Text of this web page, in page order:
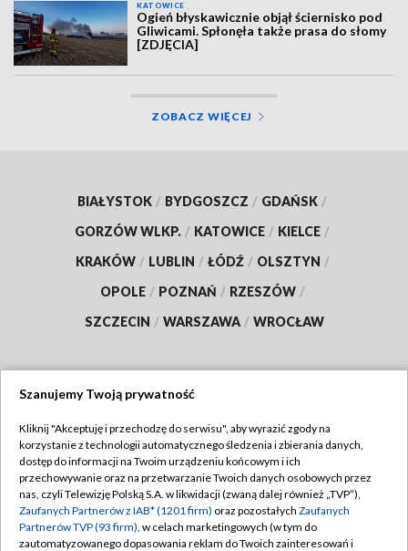
KATOWICE
Ogień błyskawicznie objął ściernisko pod
Gliwicami. Spłonęła także prasa do słomy
[ZDJĘCIA]
ZOBACZ WIĘCEJ
BIAŁYSTOK / BYDGOSZCZ / GDAŃSK /
GORZÓW WLKP. / KATOWICE / KIELCE /
KRAKÓW / LUBLIN / ŁÓDŹ / OLSZTYN /
OPOLE / POZNAŃ / RZESZÓW /
SZCZECIN / WARSZAWA / WROCŁAW
TVP
Abonament TVP
Emisja w TVP
Centrum informacji TVP
Regulamin TVP
Polityka prywatności
Moje zgody
Szanujemy Twoją prywatność
Kliknij "Akceptuję i przechodzę do serwisu", aby wyrazić zgody na
korzystanie z technologii automatycznego śledzenia i zbierania danych,
dostęp do informacji na Twoim urządzeniu końcowym i ich
przechowywanie oraz na przetwarzanie Twoich danych osobowych przez
nas, czyli Telewizję Polską S.A. w likwidacji (zwaną dalej również „TVP”),
Zaufanych Partnerów z IAB* (1201 firm) oraz pozostałych Zaufanych
Partnerów TVP (93 firm), w celach marketingowych (w tym do
zautomatyzowanego dopasowania reklam do Twoich zainteresowań i